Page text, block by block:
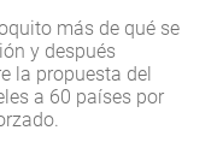
más de qué se
y después
la propuesta del
a 60 países por